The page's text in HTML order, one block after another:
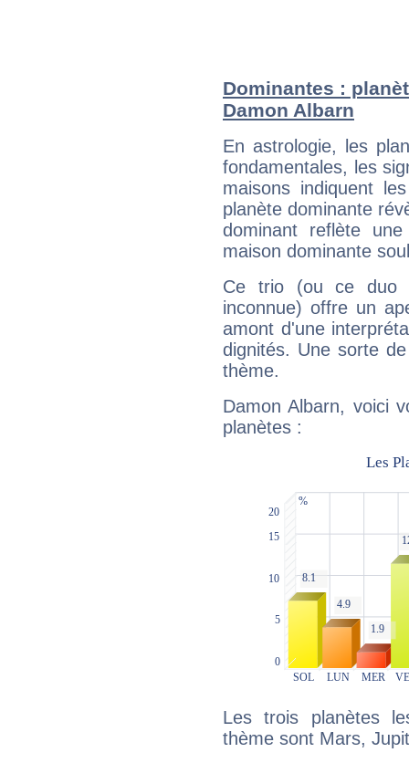
Dominantes :
Damon Albarn
En astrologie, les
fondamentales, les
maisons indiquent
planète dominante
dominant reflète
maison dominante
Ce trio (ou ce duo
inconnue) offre un
amont d'une
dignités. Une sorte
thème.
Damon Albarn, voici
planètes :
Les trois planètes
thème sont Mars,